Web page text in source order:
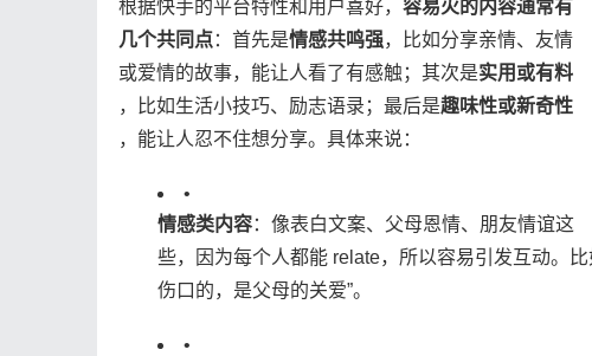
根据快手的平台特性和用户喜好，​ ​容易火的内容通常有
几个共同点​​：首先是​​情感共鸣强​​，比如分享亲情、友情
或爱情的故事，能让人看了有感触；其次是​​实用或有料​
，比如生活小技巧、励志语录；最后是​​趣味性或新奇性​
，能让人忍不住想分享。具体来说：
•
​情感类内容​​：像表白文案、父母恩情、朋友情谊这
些，因为每个人都能 relate，所以容易引发互动。
伤口的，是父母的关爱”。
•